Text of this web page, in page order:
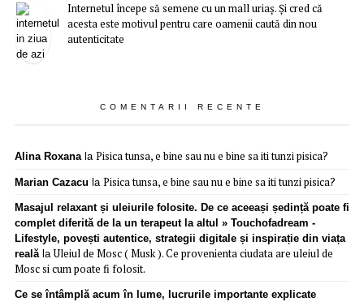
Internetul începe să semene cu un mall uriaș. Și cred că
acesta este motivul pentru care oamenii caută din nou
autenticitate
COMENTARII RECENTE
Alina Roxanala Pisica tunsa, e bine sau nu e bine sa iti tunzi pisica?
Marian Cazacu la Pisica tunsa, e bine sau nu e bine sa iti tunzi pisica?
Masajul relaxant și uleiurile folosite. De ce aceeași ședință poate fi
complet diferită de la un terapeut la altul » Touchofadream -
Lifestyle, povești autentice, strategii digitale și inspirație din viața
realălaUleiul de Mosc ( Musk ). Ce provenienta ciudata are uleiul de
Mosc si cum poate fi folosit.
Ce se întâmplă acum în lume, lucrurile importante explicate